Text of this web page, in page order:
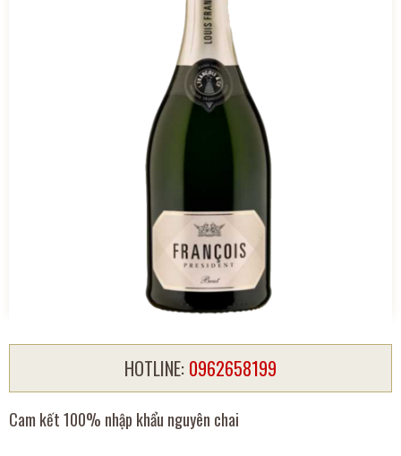
HOTLINE: 0962658199
Cam kết 100% nhập khẩu nguyên chai